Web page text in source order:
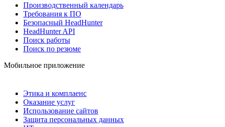
Производственный календарь
Требования к ПО
Безопасный HeadHunter
HeadHunter API
Поиск работы
Поиск по резюме
Мобильное приложение
Этика и комплаенс
Оказание услуг
Использование сайтов
Защита персональных данных